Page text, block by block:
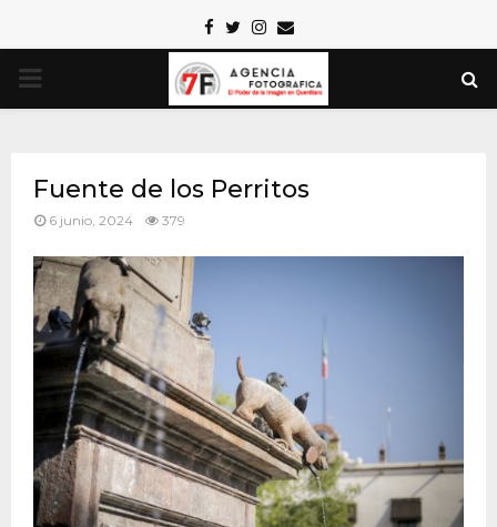
Facebook
TwitterInstagram
Email
PRIMARY
Fuente de los Perritos
6 junio, 2024 379